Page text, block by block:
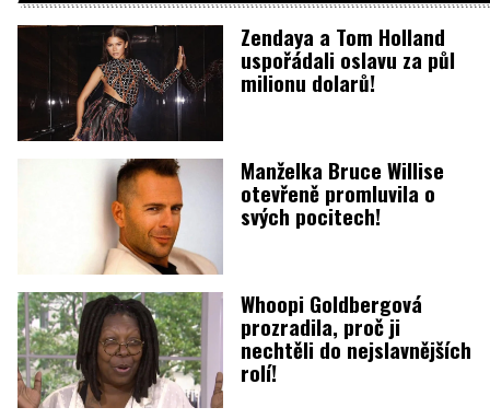
Zendaya a Tom Holland
uspořádali oslavu za půl
milionu dolarů!
Manželka Bruce Willise
otevřeně promluvila o
svých pocitech!
Whoopi Goldbergová
prozradila, proč ji
nechtěli do nejslavnějších
rolí!